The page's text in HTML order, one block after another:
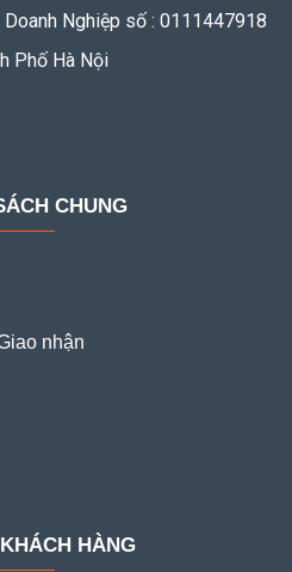
Nghiệp số : 0111447918
Phố Hà Nội
CHUNG
nhận
HÀNG